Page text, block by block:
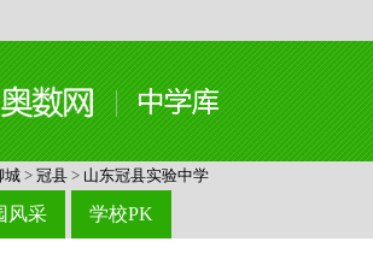
城 > 冠县 > 山东冠县实验中学
风采 学校PK